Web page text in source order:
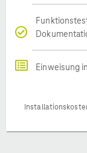
Einweisung